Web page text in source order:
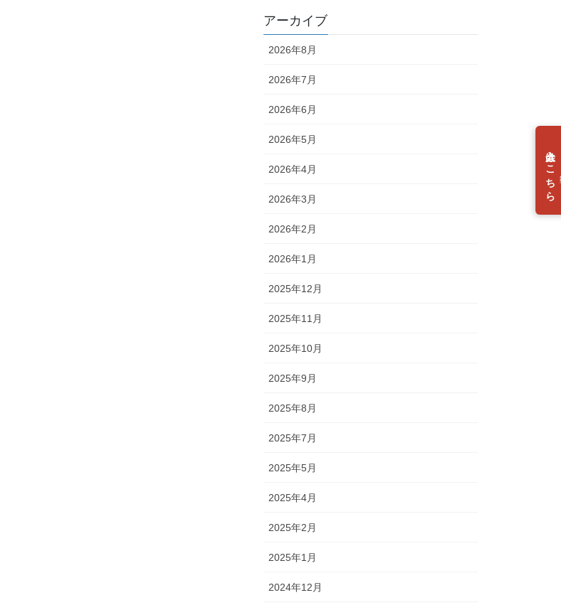
アーカイブ
2026年8月
2026年7月
2026年6月
2026年5月
2026年4月
2026年3月
2026年2月
2026年1月
2025年12月
2025年11月
2025年10月
2025年9月
2025年8月
2025年7月
2025年5月
2025年4月
2025年2月
2025年1月
2024年12月
入会はこちら